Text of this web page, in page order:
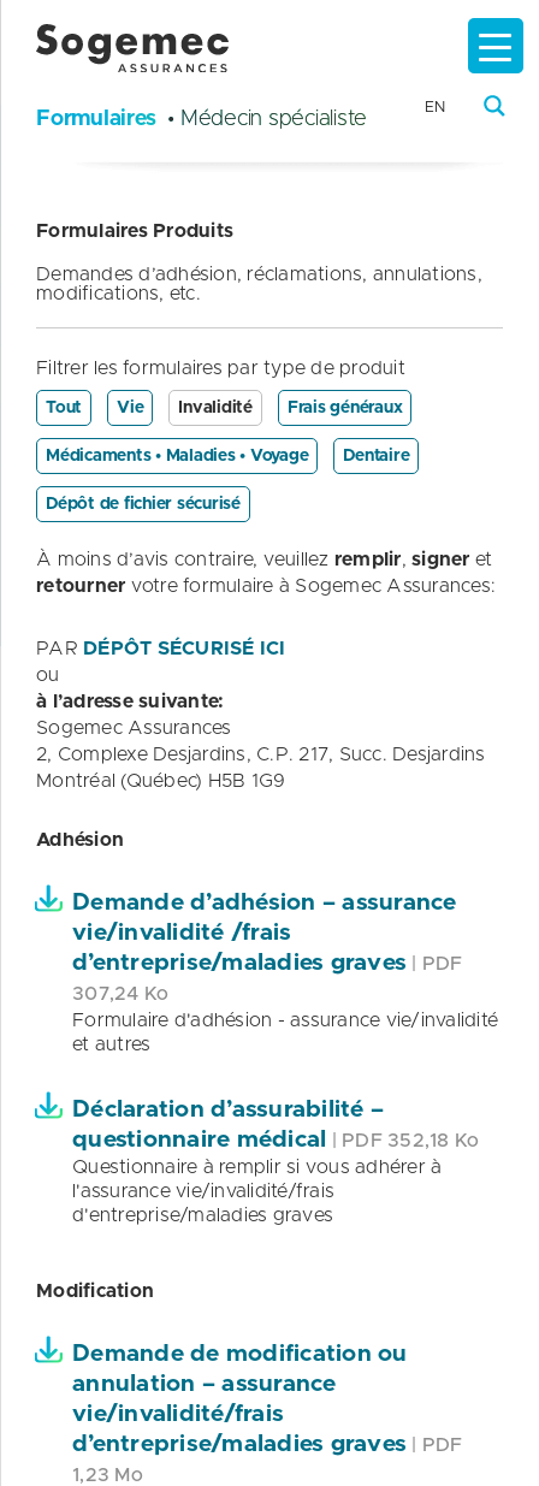
EN
Formulaires • Médecin spécialiste
Formulaires Produits
Demandes d’adhésion, réclamations, annulations,
modifications, etc.
Filtrer les formulaires par type de produit
Tout Vie Invalidité Frais généraux
Médicaments • Maladies • Voyage Dentaire
Dépôt de fichier sécurisé
À moins d’avis contraire, veuillez remplir, signer et
retourner votre formulaire à Sogemec Assurances:
PAR DÉPÔT SÉCURISÉ ICI
ou
à l’adresse suivante:
Sogemec Assurances
2, Complexe Desjardins, C.P. 217, Succ. Desjardins
Montréal (Québec) H5B 1G9
Adhésion
Demande d’adhésion – assurance
vie/invalidité /frais
d’entreprise/maladies graves | PDF
307,24 Ko
Formulaire d'adhésion - assurance vie/invalidité
et autres
Déclaration d’assurabilité –
questionnaire médical
| PDF 352,18 Ko
Questionnaire à remplir si vous adhérer à
l'assurance vie/invalidité/frais
d'entreprise/maladies graves
Modification
Demande de modification ou
annulation – assurance
vie/invalidité/frais
d’entreprise/maladies graves | PDF
1,23 Mo